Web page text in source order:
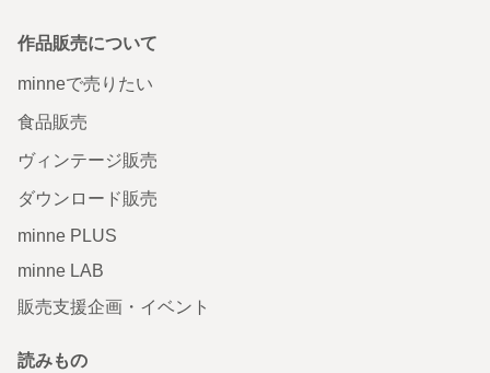
作品販売について
minneで売りたい
食品販売
ヴィンテージ販売
ダウンロード販売
minne PLUS
minne LAB
販売支援企画・イベント
読みもの